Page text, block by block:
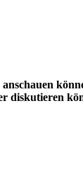
anschauen
diskutieren